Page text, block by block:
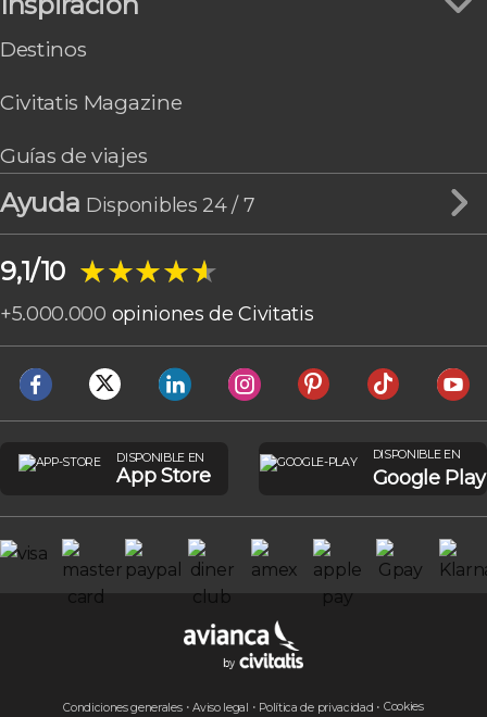
Destinos
Civitatis Magazine
Guías de viajes
Ayuda Disponibles 24 / 7
9,1/10 ★★★★★
★★★★★
+5.000.000 opiniones de Civitatis
DISPONIBLE EN
App Store
DISPONIBLE EN
Google Play
Condiciones generales Aviso legal Política de privacidad Cookies